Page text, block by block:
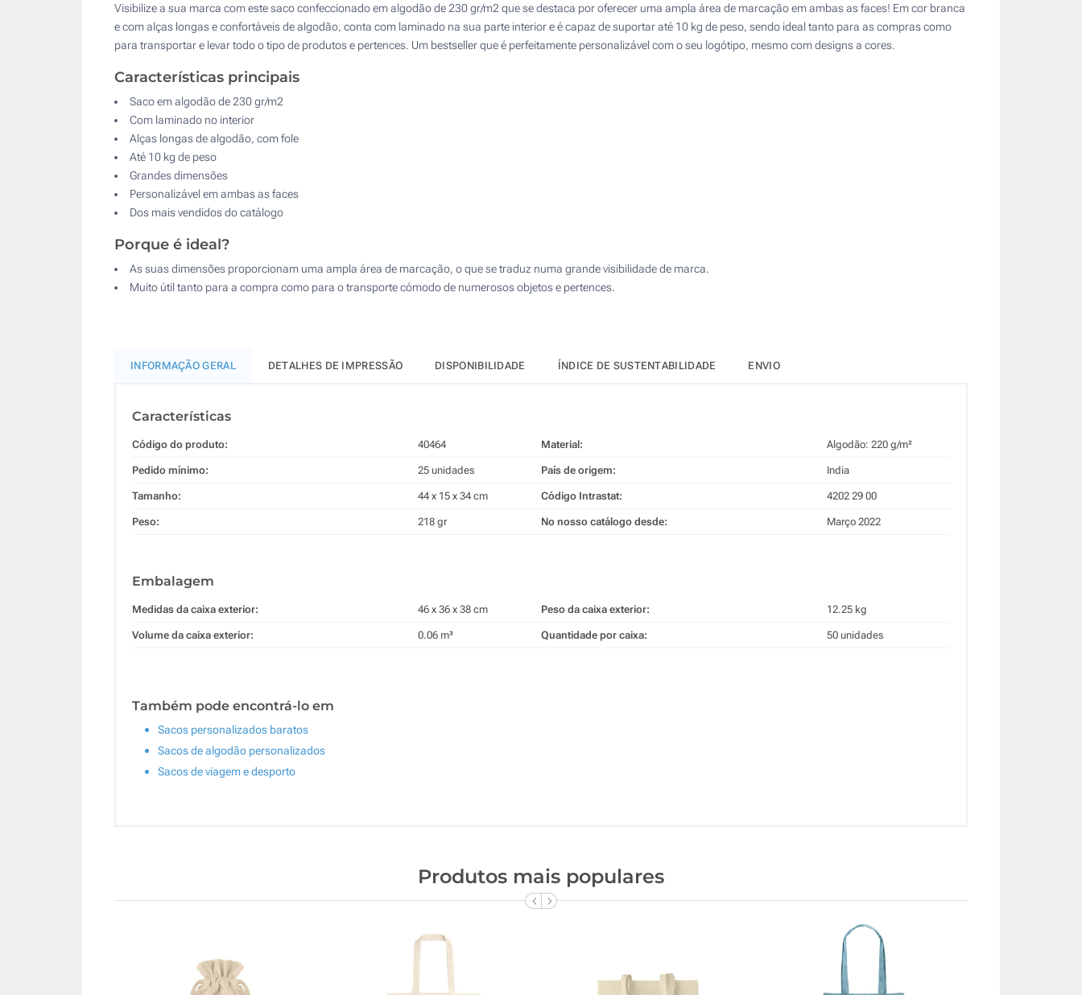
Outra : Atualizar
Visibilize a sua marca com este saco confeccionado em algodão de 230 gr/m2 que se destaca por oferecer uma ampla área de marcação em ambas as faces! Em cor branca
e com alças longas e confortáveis de algodão, conta com laminado na sua parte interior e é capaz de suportar até 10 kg de peso, sendo ideal tanto para as compras como
para transportar e levar todo o tipo de produtos e pertences. Um bestseller que é perfeitamente personalizável com o seu logótipo, mesmo com designs a cores.
Características principais
Saco em algodão de 230 gr/m2
Com laminado no interior
Alças longas de algodão, com fole
Até 10 kg de peso
Grandes dimensões
Personalizável em ambas as faces
Dos mais vendidos do catálogo
Porque é ideal?
As suas dimensões proporcionam uma ampla área de marcação, o que se traduz numa grande visibilidade de marca.
Muito útil tanto para a compra como para o transporte cómodo de numerosos objetos e pertences.
INFORMAÇÃO GERAL DETALHES DE IMPRESSÃO DISPONIBILIDADE ÍNDICE DE SUSTENTABILIDADE ENVIO
Características
Código do produto: 40464
Pedido mínimo: 25 unidades
Tamanho: 44 x 15 x 34 cm
Peso: 218 gr
Material: Algodão: 220 g/m²
País de origem: India
Código Intrastat: 4202 29 00
No nosso catálogo desde: Março 2022
Embalagem
Medidas da caixa exterior: 46 x 36 x 38 cm
Volume da caixa exterior: 0.06 m³
Peso da caixa exterior: 12.25 kg
Quantidade por caixa: 50 unidades
Também pode encontrá-lo em
Sacos personalizados baratos
Sacos de algodão personalizados
Sacos de viagem e desporto
Produtos mais populares